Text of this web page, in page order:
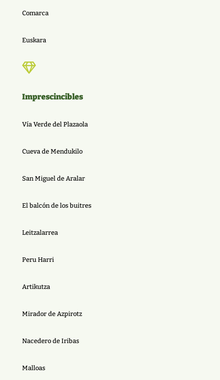
Comarca
Euskara

Imprescincibles
Vía Verde del Plazaola
Cueva de Mendukilo
San Miguel de Aralar
El balcón de los buitres
Leitzalarrea
Peru Harri
Artikutza
Mirador de Azpirotz
Nacedero de Iribas
Malloas